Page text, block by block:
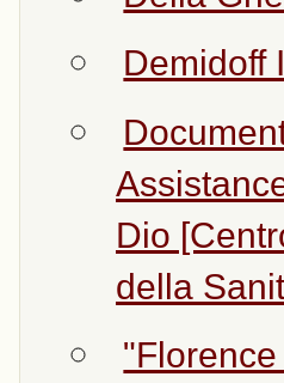
Demidoff
Dio
della